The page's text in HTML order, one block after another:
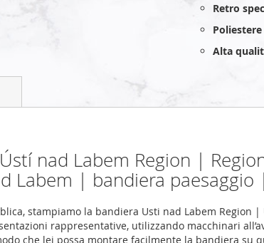
Retro
Alta
nad Labem Region |
Labem | bandiera
stampiamo la bandiera Usti nad Labem Region
rappresentative, utilizzando macchinari
che lei possa montare facilmente la bandiera su